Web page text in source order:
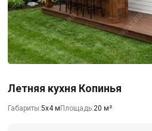
Летняя кухня Копинья
Габариты:5х4 м Площадь:20 м²